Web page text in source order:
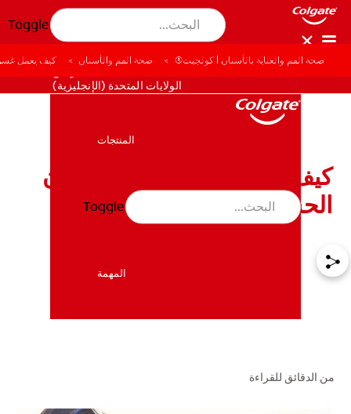
Toggle
المهمة
الولايات المتحدة (الإنجليزية)
المنتجات
صحة الفم والأسنان
المهمة
Toggle
صحة الفم والعناية بالأسنان | كولجيت® صحة الفم والأسنان كيف يعمل
كيف يعمل غسول الفم للأسنان
الحسّاسة؟
من الدقائق للقراءة